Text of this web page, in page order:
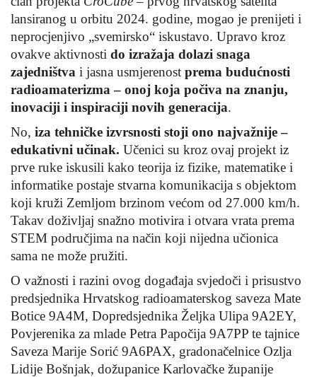
lansiranog u orbitu 2024. godine, mogao je prenijeti i
neprocjenjivo „svemirsko“ iskustavo. Upravo kroz
ovakve aktivnosti do izražaja dolazi snaga
zajedništva i jasna usmjerenost prema budućnosti
radioamaterizma – onoj koja počiva na znanju,
inovaciji i inspiraciji novih generacija.
No, iza tehničke izvrsnosti stoji ono najvažnije –
edukativni učinak. Učenici su kroz ovaj projekt iz
prve ruke iskusili kako teorija iz fizike, matematike i
informatike postaje stvarna komunikacija s objektom
koji kruži Zemljom brzinom većom od 27.000 km/h.
Takav doživljaj snažno motivira i otvara vrata prema
STEM područjima na način koji nijedna učionica
sama ne može pružiti.
O važnosti i razini ovog događaja svjedoči i prisustvo
predsjednika Hrvatskog radioamaterskog saveza Mate
Botice 9A4M, Dopredsjednika Željka Ulipa 9A2EY,
Povjerenika za mlade Petra Papočija 9A7PP te tajnice
Saveza Marije Sorić 9A6PAX, gradonačelnice Ozlja
Lidije Bošnjak, dožupanice Karlovačke županije